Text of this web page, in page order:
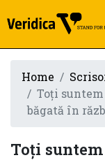
Home
Toți
băgată în
Toți